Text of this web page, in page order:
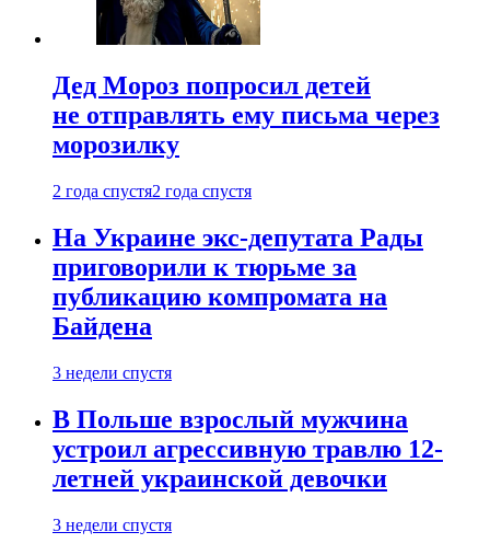
Дед Мороз попросил детей
не отправлять ему письма через
морозилку
2 года спустя2 года спустя
На Украине экс-депутата Рады
приговорили к тюрьме за
публикацию компромата на
Байдена
3 недели спустя
В Польше взрослый мужчина
устроил агрессивную травлю 12-
летней украинской девочки
3 недели спустя